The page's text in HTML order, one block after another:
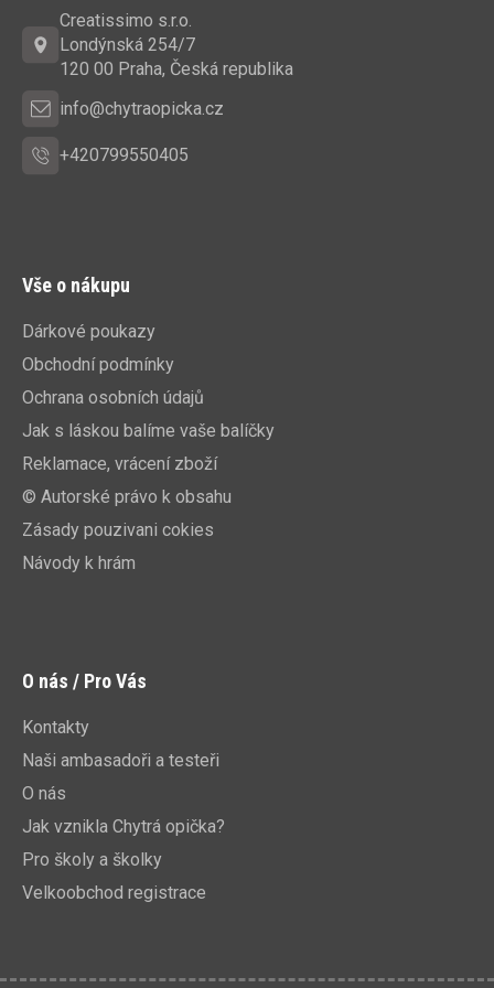
Creatissimo s.r.o.
Londýnská 254/7
120 00 Praha, Česká republika
info@chytraopicka.cz
+420799550405
Vše o nákupu
Dárkové poukazy
Obchodní podmínky
Ochrana osobních údajů
Jak s láskou balíme vaše balíčky
Reklamace, vrácení zboží
© Autorské právo k obsahu
Zásady pouzivani cokies
Návody k hrám
O nás / Pro Vás
Kontakty
Naši ambasadoři a testeři
O nás
Jak vznikla Chytrá opička?
Pro školy a školky
Velkoobchod registrace